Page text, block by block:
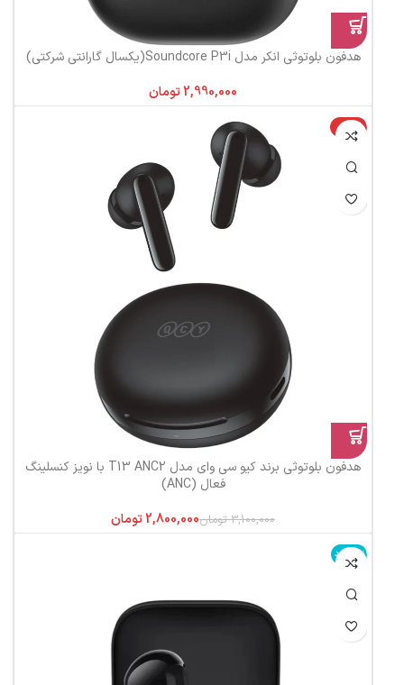
هدفون بلوتوثی انکر مدل Soundcore P3i(یکسال گارانتی شرکتی)
تومان
-10%
هدفون بلوتوثی برند کیو سی وای مدل T13 ANC2 با نویز کنسلینگ
فعال (ANC)
3,100,000 تومان2,800,000تومان
ناموجود